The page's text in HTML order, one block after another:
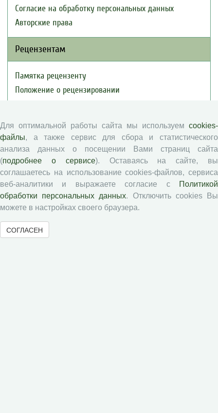
Согласие на обработку персональных данных
Авторские права
Рецензентам
Памятка рецензенту
Положение о рецензировании
Журналы ВолНЦ РАН
Экономические и социальные перемены
Проблемы развития территории
Вопросы территориального развития
Социальное пространство
Юный экономист
АгроЗооТехника
Для оптимальной работы сайта мы используем cookies-
файлы, а также сервис для сбора и статистического
анализа данных о посещении Вами страниц сайта
(подробнее о сервисе). Оставаясь на сайте, вы
соглашаетесь на использование cookies-файлов, сервиса
веб-аналитики и выражаете согласие с
Политикой
обработки персональных данных. Отключить cookies Вы
можете в настройках своего браузера.
СОГЛАСЕН